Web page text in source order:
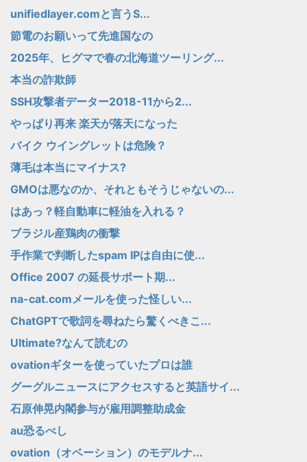
unifiedlayer.comと言うS...
節電のお願いって先進国なの
2025年、ヒグマで春の北海道ツーリング...
本当の詐欺師
SSH攻撃者データー2018-11から2...
やっぱり再来 楽天が落天になった
バイク ウイングレットは危険？
薄毛は本当にマイナス?
GMOは悪なのか、それともそうじゃないの...
はあっ？軽自動車に軽油を入れる？
ブラジル産鶏肉の衝撃
手作業で判断したspam IPは自由に使...
Office 2007 の延長サポート期...
na-cat.comメールを使った怪しい...
ChatGPTで歌詞を尋ねたら驚くべきこ...
Ultimate?なんて読むの
ovationギターを使っていたプロは誰
グーグルニュースにアクセスすると英語サイ...
石原伸晃内閣参与が雇用調整助成金
au恐るべし
ovation（オベーション）のモデルナ...